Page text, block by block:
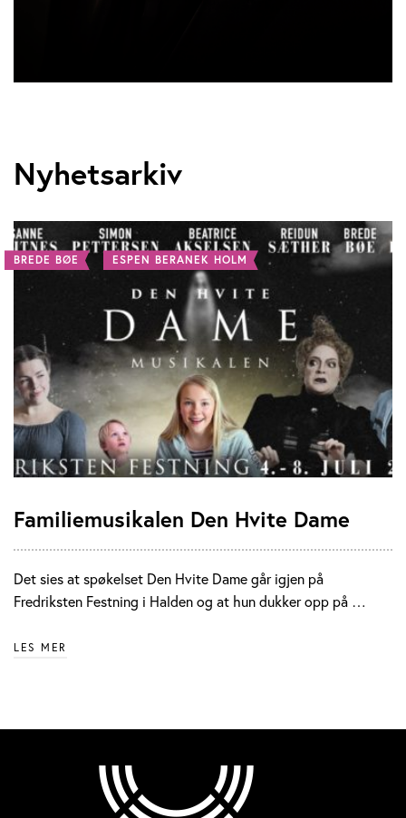
Nyhetsarkiv
BREDE BØE ESPEN BERANEK HOLM
Familiemusikalen Den Hvite Dame
Det sies at spøkelset Den Hvite Dame går igjen på
Fredriksten Festning i Halden og at hun dukker opp på …
LES MER